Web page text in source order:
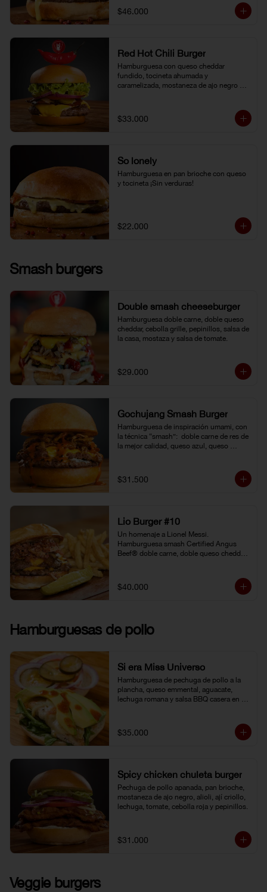
$46.000
Red Hot Chili Burger
Hamburguesa con queso cheddar
fundido, tocineta ahumada y
caramelizada, mostaneza de ajo negro y
famoso chili con carne al lado.
$33.000
So lonely
Hamburguesa en pan brioche con queso
y tocineta ¡Sin verduras!
$22.000
Smash burgers
Double smash cheeseburger
Hamburguesa doble carne, doble queso
cheddar, cebolla grille, pepinillos, salsa de
la casa, mostaza y salsa de tomate.
$29.000
Gochujang Smash Burger
Hamburguesa de inspiración umami, con
la técnica “smash”:  doble carne de res de
la mejor calidad, queso azul, queso
gochujang (pasta coreana de chiles rojos,
soya fermentada y harina de arroz).
$31.500
Lio Burger #10
Un homenaje a Lionel Messi.
Hamburguesa smash Certified Angus
Beef® doble carne, doble queso cheddar,
$40.000
Hamburguesas de pollo
Si era Miss Universo
Hamburguesa de pechuga de pollo a la
plancha, queso emmental, aguacate,
lechuga romana y salsa BBQ casera en
$35.000
Spicy chicken chuleta burger
Pechuga de pollo apanada, pan brioche,
mostaneza de ajo negro, alioli, ají criollo,
lechuga, tomate, cebolla roja y pepinillos.
$31.000
Veggie burgers